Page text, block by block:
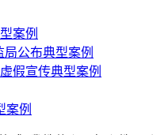
案例
公布典型案例
假宣传典型案例
案例